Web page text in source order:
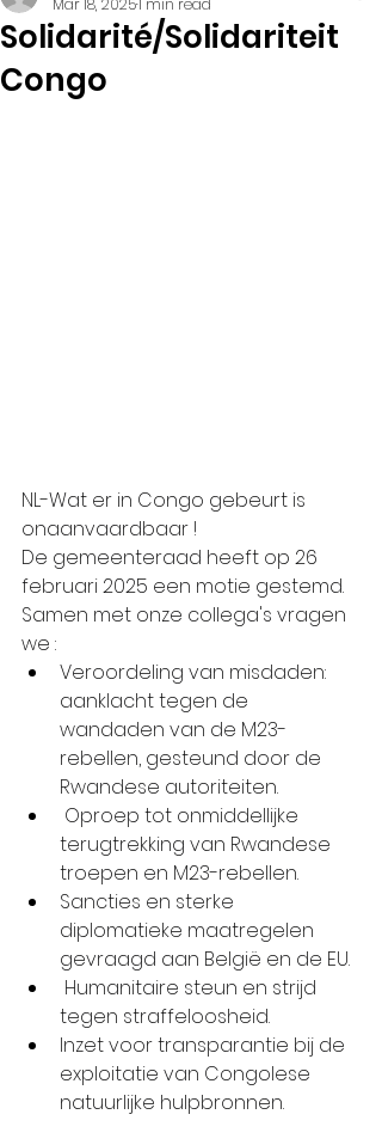
Solidarité/Solidariteit
Congo
Mar 18, 20251 min read
NL-Wat er in Congo gebeurt is
onaanvaardbaar !
De gemeenteraad heeft op 26
februari 2025 een motie gestemd.
Samen met onze collega's vragen
we :
Veroordeling van misdaden:
aanklacht tegen de
wandaden van de M23-
rebellen, gesteund door de
Rwandese autoriteiten.
Oproep tot onmiddellijke
terugtrekking van Rwandese
troepen en M23-rebellen.
Sancties en sterke
diplomatieke maatregelen
gevraagd aan België en de EU.
Humanitaire steun en strijd
tegen straffeloosheid.
Inzet voor transparantie bij de
exploitatie van Congolese
natuurlijke hulpbronnen.